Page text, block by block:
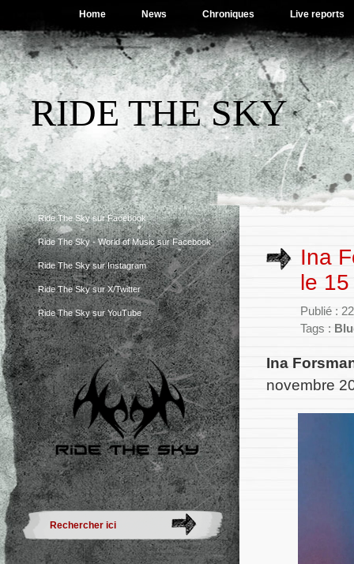
Home News Chroniques Live reports
RIDE THE SKY
Ride The Sky sur Facebook
Ride The Sky - World of Music sur Facebook
Ride The Sky sur Instagram
Ride The Sky sur X/Twitter
Ride The Sky sur YouTube
Ina
le
Publié :
Tags :
Ina
novembre